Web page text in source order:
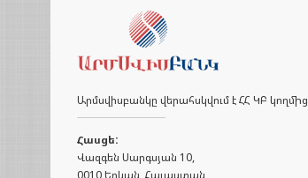
Արմսվիսբանկը վերահսկվում է ՀՀ ԿԲ կողմից
Հասցե:
Վազգեն Սարգսյան 10,
0010 Երևան, Հայաստան